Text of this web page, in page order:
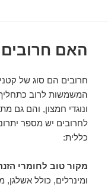
האם
חרובים הם סוג של
המשמשות לרוב
ונוגדי חמצון, והם גם
לחרובים יש מספר
כללית:
מקור טוב לחומרי
ומינרלים, כולל אשלגן,